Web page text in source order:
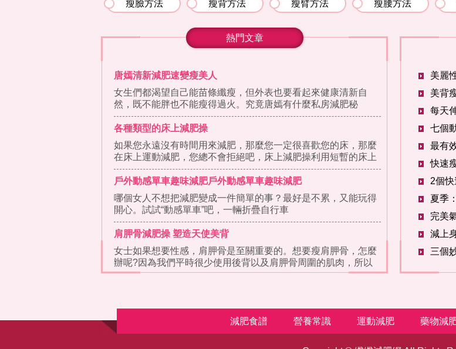
瘦臉方法 瘦背方法 瘦臂方法 瘦腰方法
熱門文章
唐嫣清新減肥速變瘦美人
女生們都渴望自己能苗條纖瘦，但外表也要看起來健康清新自
然，既不能胖也不能瘦得過火。究竟唐嫣有什麼私房減肥秘
各種類型的床上減肥操
如果您永遠沒有時間用來減肥，那麼您一定很喜歡您的床，那麼
在床上運動減肥，您總不會拒絕吧，床上減肥操利用短暫的床上
運動，就
戶外動感單車趣味減肥戶外動感單車趣味減肥
哪個女人不想把減肥變成一件簡單的事？最好是不累，又能玩得
開心。試試“動感單車”吧，一輛折疊自行車
肩胛骨減肥操 塑造天使美背
女士如果想要性感，肩胛骨是至關重要的。想要瘦肩胛骨，怎麼
辦呢?因為我們平時很少使用後背以及肩胛骨周圍的肌肉，所以
當我們將
美麗
美背
每天
七個
快速
2個
完美
減上
三個
減肥食譜 營養常識 運動減肥 藥物減